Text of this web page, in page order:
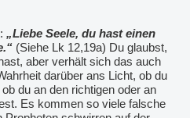
„Liebe Seele, du hast einen
(Siehe Lk 12,19a) Du glaubst,
aber verhält sich das auch
darüber ans Licht, ob du
du an den richtigen oder an
Es kommen so viele falsche